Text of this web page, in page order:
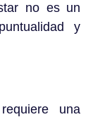
no es un
y
una